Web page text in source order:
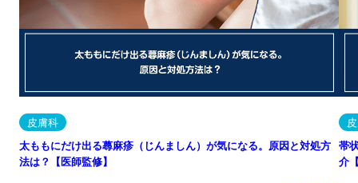
皮膚科
太ももにだけ出る蕁麻疹（じんましん）が気になる。原因と対処方
法は？【医師監修】
帯
介